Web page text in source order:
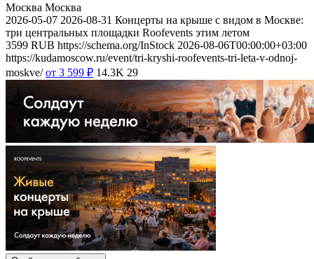
Москва Москва
2026-05-07 2026-08-31 Концерты на крыше с видом в Москве:
три центральных площадки Roofevents этим летом
3599 RUB https://schema.org/InStock 2026-08-06T00:00:00+03:00
https://kudamoscow.ru/event/tri-kryshi-roofevents-tri-leta-v-odnoj-
moskve/ от 3 599 ₽ 14.3K 29